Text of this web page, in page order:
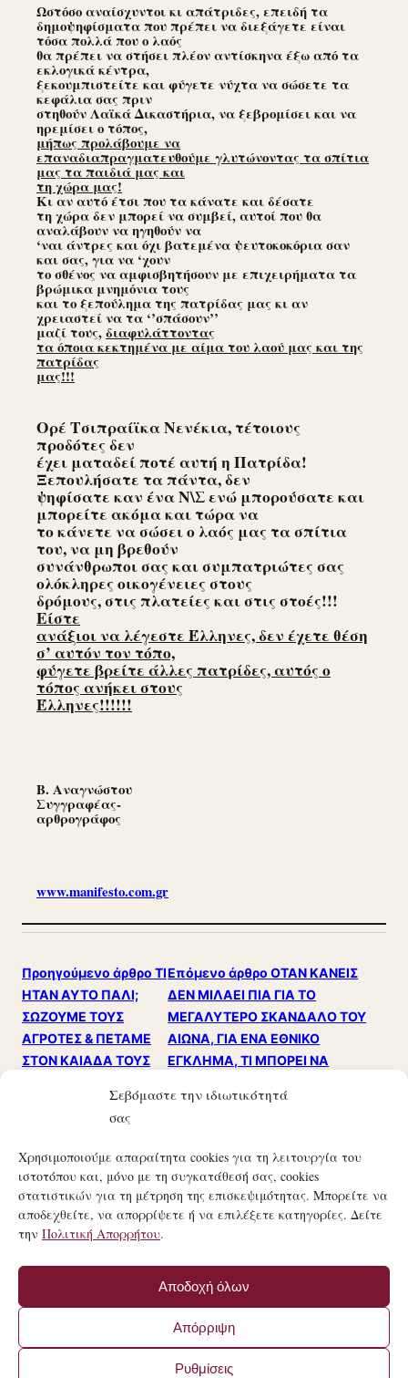
Σεβόμαστε την ιδιωτικότητά
σας
Χρησιμοποιούμε απαραίτητα cookies για τη λειτουργία του
ιστοτόπου και, μόνο με τη συγκατάθεσή σας, cookies
στατιστικών για τη μέτρηση της επισκεψιμότητας. Μπορείτε να
αποδεχθείτε, να απορρίψετε ή να επιλέξετε κατηγορίες. Δείτε
την Πολιτική Απορρήτου.
Αποδοχή όλων
Απόρριψη
Ρυθμίσεις
Ωστόσο αναίσχυντοι κι απάτριδες, επειδή τα
δημοψηφίσματα που πρέπει να διεξάγετε είναι
τόσα πολλά που ο λαός
θα πρέπει να στήσει πλέον αντίσκηνα έξω από τα
εκλογικά κέντρα,
ξεκουμπιστείτε και φύγετε νύχτα να σώσετε τα
κεφάλια σας πριν
στηθούν Λαϊκά Δικαστήρια, να ξεβρομίσει και να
ηρεμίσει ο τόπος,
μήπως προλάβουμε να
επαναδιαπραγματευθούμε γλυτώνοντας τα σπίτια
μας τα παιδιά μας και
τη χώρα μας!
Κι αν αυτό έτσι που τα κάνατε και δέσατε
τη χώρα δεν μπορεί να συμβεί, αυτοί που θα
αναλάβουν να ηγηθούν να
‘ναι άντρες και όχι βατεμένα ψευτοκοκόρια σαν
και σας, για να ‘χουν
το σθένος να αμφισβητήσουν με επιχειρήματα τα
βρώμικα μνημόνια τους
και το ξεπούλημα της πατρίδας μας κι αν
χρειαστεί να τα ‘’σπάσουν’’
μαζί τους,διαφυλάττοντας
τα όποια κεκτημένα με αίμα του λαού μας και της
πατρίδας
μας!!!
Ορέ Τσιπραίϊκα Νενέκια, τέτοιους
προδότες δεν
έχει ματαδεί ποτέ αυτή η Πατρίδα!
Ξεπουλήσατε τα πάντα, δεν
ψηφίσατε καν ένα Ν\Σ ενώ μπορούσατε και
μπορείτε ακόμα και τώρα να
το κάνετε να σώσει ο λαός μας τα σπίτια
του, να μη βρεθούν
συνάνθρωποι σας και συμπατριώτες σας
ολόκληρες οικογένειες στους
δρόμους, στις πλατείες και στις στοές!!!
Είστε
ανάξιοι να λέγεστε Έλληνες, δεν έχετε θέση
σ’ αυτόν τον τόπο,
φύγετε βρείτε άλλες πατρίδες, αυτός ο
τόπος ανήκει στους
Έλληνες!!!!!!
Β. Αναγνώστου
Συγγραφέας-
αρθρογράφος
www.manifesto.com.gr
Προηγούμενο άρθρο ΤΙ
ΗΤΑΝ ΑΥΤΟ ΠΑΛΙ;
ΣΩΖΟΥΜΕ ΤΟΥΣ
ΑΓΡΟΤΕΣ & ΠΕΤΑΜΕ
ΣΤΟΝ ΚΑΙΑΔΑ ΤΟΥΣ
Επόμενο άρθρο ΟΤΑΝ ΚΑΝΕΙΣ
ΔΕΝ ΜΙΛΑΕΙ ΠΙΑ ΓΙΑ ΤΟ
ΜΕΓΑΛΥΤΕΡΟ ΣΚΑΝΔΑΛΟ ΤΟΥ
ΑΙΩΝΑ, ΓΙΑ ΕΝΑ ΕΘΝΙΚΟ
ΕΓΚΛΗΜΑ, ΤΙ ΜΠΟΡΕΙ ΝΑ
ΑΥΤΟ ΤΟ ΚΡΑΤΟΣ!!!
21ΟΣ ΑΙΏΝΑΣ
ΠΟΛΙΤΙΚΉ ΑΠΟΡΡΉΤΟΥ
ΚΑΤΑΣΚΕΥΉ ΙΣΤΟΣΕΛΊΔΑΣ BY